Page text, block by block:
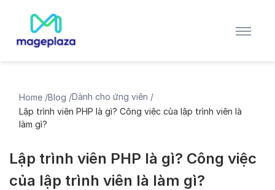
Home /Blog /Dành cho ứng viên /
Lập trình viên PHP là gì? Công việc của lập trình viên là
làm gì?
Lập trình viên PHP là gì? Công việc
của lập trình viên là làm gì?